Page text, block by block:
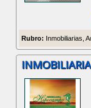
Rubro: Inmobiliarias,